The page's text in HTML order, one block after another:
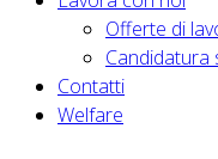
Offerte di
Candidatura
Contatti
Welfare